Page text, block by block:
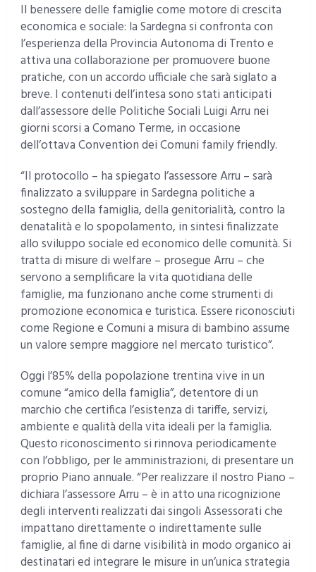
Il benessere delle famiglie come motore di crescita
economica e sociale: la Sardegna si confronta con
l’esperienza della Provincia Autonoma di Trento e
attiva una collaborazione per promuovere buone
pratiche, con un accordo ufficiale che sarà siglato a
breve. I contenuti dell’intesa sono stati anticipati
dall’assessore delle Politiche Sociali Luigi Arru nei
giorni scorsi a Comano Terme, in occasione
dell’ottava Convention dei Comuni family friendly.
“Il protocollo – ha spiegato l’assessore Arru – sarà
finalizzato a sviluppare in Sardegna politiche a
sostegno della famiglia, della genitorialità, contro la
denatalità e lo spopolamento, in sintesi finalizzate
allo sviluppo sociale ed economico delle comunità. Si
tratta di misure di welfare – prosegue Arru – che
servono a semplificare la vita quotidiana delle
famiglie, ma funzionano anche come strumenti di
promozione economica e turistica. Essere riconosciuti
come Regione e Comuni a misura di bambino assume
un valore sempre maggiore nel mercato turistico”.
Oggi l’85% della popolazione trentina vive in un
comune “amico della famiglia”, detentore di un
marchio che certifica l’esistenza di tariffe, servizi,
ambiente e qualità della vita ideali per la famiglia.
Questo riconoscimento si rinnova periodicamente
con l’obbligo, per le amministrazioni, di presentare un
proprio Piano annuale. “Per realizzare il nostro Piano –
dichiara l’assessore Arru – è in atto una ricognizione
degli interventi realizzati dai singoli Assessorati che
impattano direttamente o indirettamente sulle
famiglie, al fine di darne visibilità in modo organico ai
destinatari ed integrare le misure in un’unica strategia